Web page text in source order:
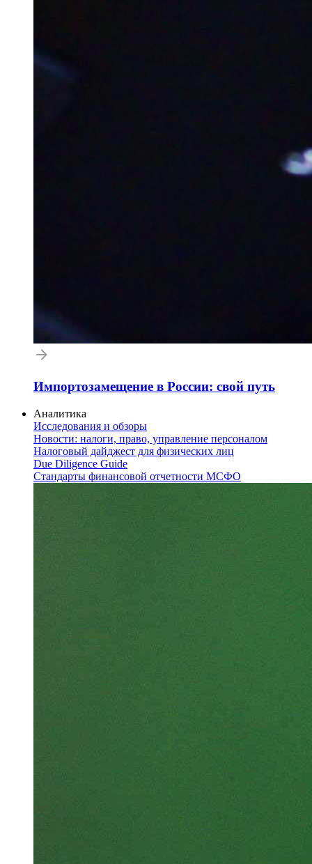
Импортозамещение в России: свой путь
Аналитика
Исследования и обзоры
Новости: налоги, право, управление персоналом
Налоговый дайджест для физических лиц
Due Diligence Guide
Стандарты финансовой отчетности МСФО